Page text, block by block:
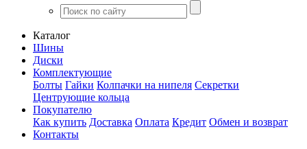
Каталог
Шины
Диски
Комплектующие
Болты Гайки Колпачки на нипеля Секретки
Центрующие кольца
Покупателю
Как купить Доставка Оплата Кредит Обмен и возврат
Контакты